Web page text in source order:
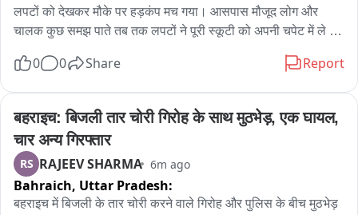
से ही कोर्ट में विचाराधीन है... इसी विवाद के बीच विवाहिता अपने मायके पक्ष
के लोगों के साथ ससुराल पहुंची और वहां मौजूद विधवा सास के साथ मारपीट
जाने का आरोप है... घटना के बाद मौके पर हंगामा खड़ा हो गया और मामले की
लिया है और पूरे मामले की जांच में जुट गई है... फिलहाल मारपीट के आरोपों
की पुलिस जांच कर रही है... मामले में दोनों पक्षों की भूमिका और घटना की
पूरी सच्चाई जांच के बाद सामने आएगी...
लपटों को देखकर मौके पर हड़कंप मच गया। आसपास मौजूद लोग और
चालक कुछ समझ पाते तब तक लपटों ने पूरी स्कूटी को अपनी चपेट में ले
होने की वजह से काबू नहीं पाया जा सका। कुछ ही मिनट में देखते ही देखते
कोई जनहानि नहीं हुई और चालक सुरक्षित है। वहीं घटना का वीडियो सोशल
मीडिया पर तेजी से वायरल हो रहा है。
0 0 Share Report
बहराइच: बिजली तार चोरी गिरोह के साथ मुठभेड़, एक घायल,
चार अन्य गिरफ्तार
RS RAJEEV SHARMA 6m ago
Bahraich, Uttar Pradesh:
बहराइच में बिजली के तार चोरी करने वाले गिरोह और पुलिस के बीच मुठभेड़